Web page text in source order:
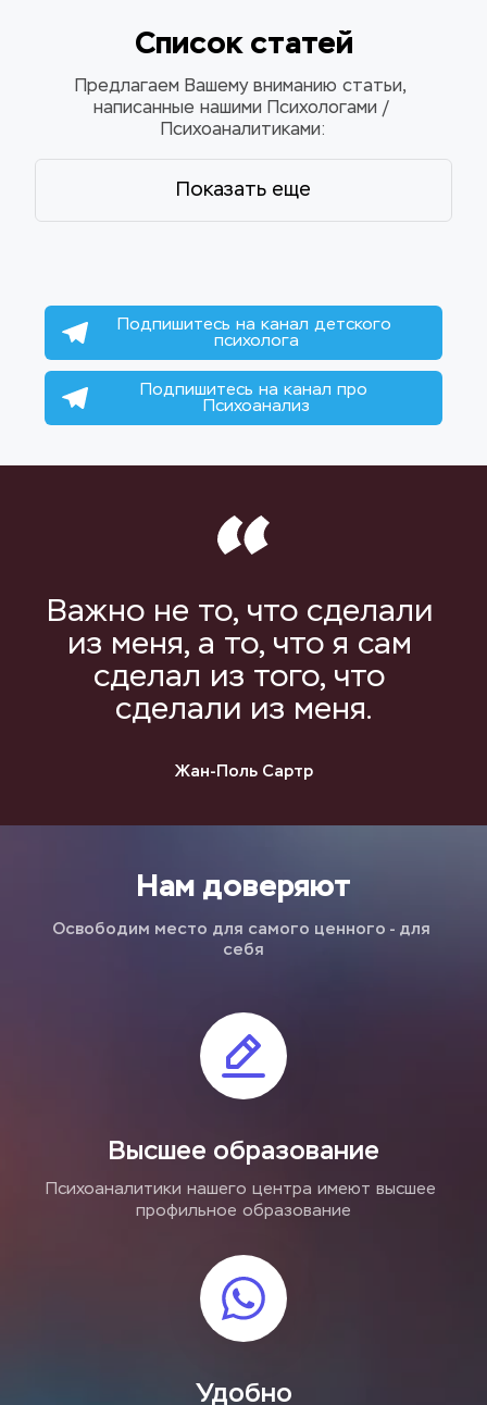
Список статей
Предлагаем Вашему вниманию статьи,
написанные нашими Психологами /
Психоаналитиками:
Показать еще
Подпишитесь на канал детского
психолога
Подпишитесь на канал про
Психоанализ
Важно не то, что сделали
из меня, а то, что я сам
сделал из того, что
сделали из меня.
Жан-Поль Сартр
Нам доверяют
Освободим место для самого ценного - для
себя
Высшее образование
Психоаналитики нашего центра имеют высшее
профильное образование
Удобно